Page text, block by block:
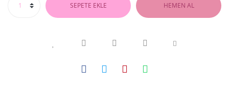
SEPETE EKLE HEMEN AL